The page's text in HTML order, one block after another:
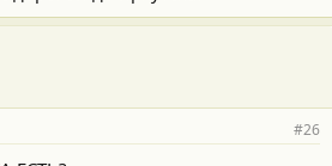
#26